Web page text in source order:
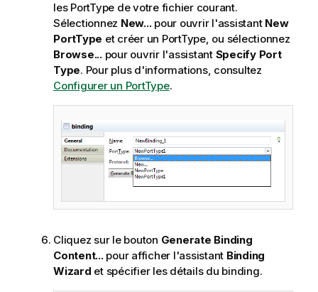
les PortType de votre fichier courant.
Sélectionnez New...pour ouvrir l'assistant New
PortType et créer un PortType, ou sélectionnez
Browse...pour ouvrir l'assistant Specify Port
Type. Pour plus d'informations, consultez
Configurer un PortType.
Cliquez sur le bouton Generate Binding
Content...pour afficher l'assistant Binding
Wizard et spécifier les détails du binding.